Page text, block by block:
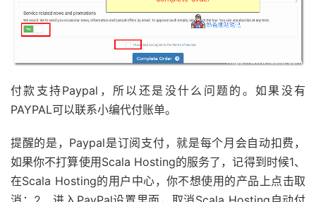
付款支持Paypal，所以还是没什么问题的。如果没有
PAYPAL可以联系小编代付账单。
提醒的是，Paypal是订阅支付，就是每个月会自动扣费，
如果你不打算使用Scala Hosting的服务了，记得到时候1、
在Scala Hosting的用户中心，你不想使用的产品上点击取